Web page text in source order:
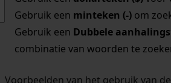
Gebruik een minteken (-)om
Gebruik een Dubbele
combinatie van woorden te
Voorbeelden van het gebruik van